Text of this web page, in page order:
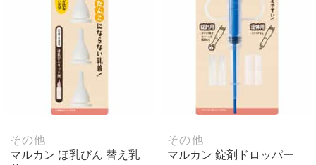
その他
マルカン ほ乳びん 替え乳
その他
マルカン 錠剤ドロッパー